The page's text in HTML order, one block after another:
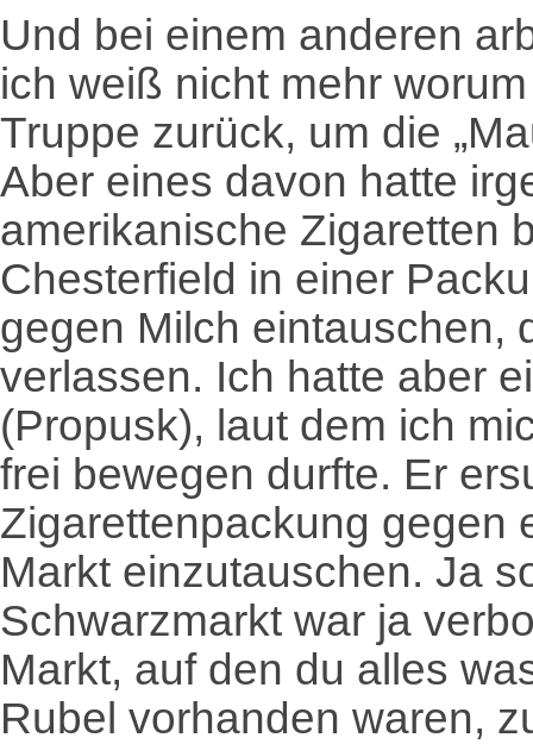
Und bei einem anderen
ich weiß nicht mehr
Truppe zurück, um die
Aber eines davon hatte
amerikanische Zigaretten
Chesterfield in einer
gegen Milch eintauschen,
verlassen. Ich hatte aber
(Propusk), laut dem ich
frei bewegen durfte. Er
Zigarettenpackung gegen
Markt einzutauschen. Ja
Schwarzmarkt war ja
Markt, auf den du alles
Rubel vorhanden waren,